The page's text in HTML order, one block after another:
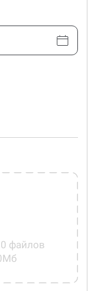
файлов